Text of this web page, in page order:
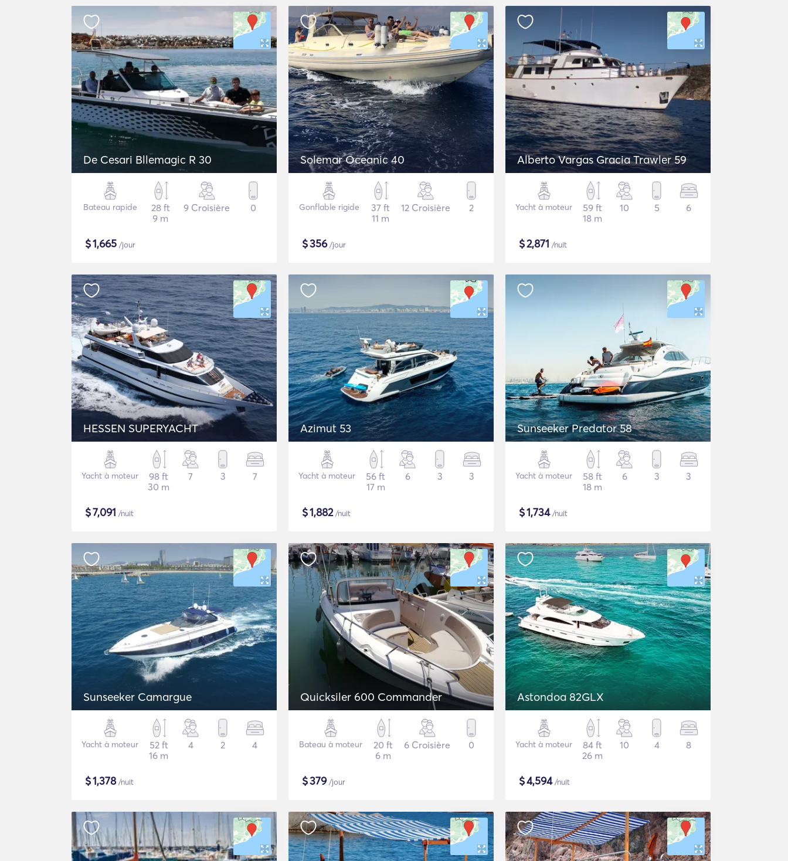
De Cesari Bllemagic R 30
Bateau rapide
28 ft
9 m
9 Croisière 0
$1,665 /jour
Solemar Oceanic 40
Gonflable rigide
37 ft
11 m
12 Croisière 2
$356/jour
Alberto Vargas Gracia Trawler 59
Yacht à moteur
59 ft
18 m
10 5 6
$2,871 /nuit
HESSEN SUPERYACHT
Yacht à moteur
98 ft
30 m
7 3 7
$7,091 /nuit
Azimut 53
Yacht à moteur
56 ft
17 m
6 3 3
$1,882/nuit
Sunseeker Predator 58
Yacht à moteur
58 ft
18 m
6 3 3
$1,734/nuit
Sunseeker Camargue
Yacht à moteur
52 ft
16 m
4 2 4
$1,378/nuit
Quicksiler 600 Commander
Bateau à moteur
20 ft
6 m
6 Croisière 0
$379/jour
Astondoa 82GLX
Yacht à moteur
84 ft
26 m
10 4 8
$4,594/nuit